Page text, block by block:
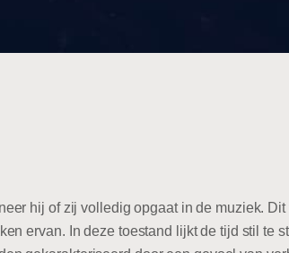
hij of zij volledig opgaat in de muziek.
ervan. In deze toestand lijkt de tijd stil te